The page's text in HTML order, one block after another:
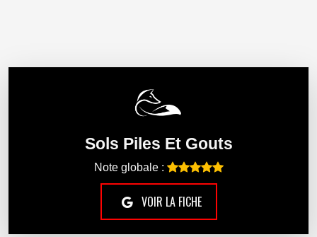
Sols Piles Et Gouts
Note globale :
VOIR LA FICHE